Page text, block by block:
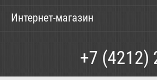
Новости
Интернет-магазин
+7 (4212)